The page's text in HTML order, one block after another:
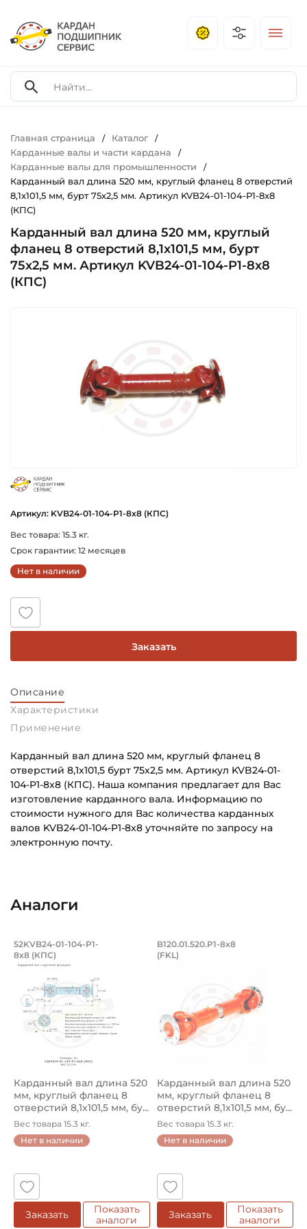
Главная страница / Каталог /
Карданные валы и части кардана /
Карданные валы для промышленности /
Карданный вал длина 520 мм, круглый фланец 8 отверстий
8,1x101,5 мм, бурт 75х2,5 мм. Артикул KVB24-01-104-P1-8x8
(КПС)
Карданный вал длина 520 мм, круглый
фланец 8 отверстий 8,1x101,5 мм, бурт
75х2,5 мм. Артикул KVB24-01-104-P1-8x8
(КПС)
Артикул: KVB24-01-104-P1-8x8 (КПС)
Вес товара: 15.3 кг.
Срок гарантии: 12 месяцев
Нет в наличии
Заказать
Описание
Характеристики
Применение
Карданный вал длина 520 мм, круглый фланец 8
отверстий 8,1x101,5 бурт 75х2,5 мм. Артикул KVB24-01-
104-P1-8x8 (КПС). Наша компания предлагает для Вас
изготовление карданного вала. Информацию по
стоимости нужного для Вас количества карданных
валов KVB24-01-104-P1-8x8 уточняйте по запросу на
электронную почту.
Диаметр по центру крепежных отверстий соединения
101,5 мм
Тип соединения 1:
Фланец круглый на 8 отверстий
Способ фиксации Соединения 2:
Болты
Диаметр по центру крепежных отверстий соединения
101,5 мм
Тип соединения 2:
Фланец круглый на 8 отверстий
400 мм
Длина в сжатом состоянии по концам вилок:
520 мм
Категория:
Аналоги
Карданный вал длина 520 мм,
Карданный вал длина 520 мм, круглый фланец 8
52KVB24-01-104-P1-
8x8 (КПС)
Карданный вал длина 520
мм, круглый фланец 8
отверстий 8,1x101,5 мм, бу...
Вес товара 15.3 кг.
Нет в наличии
Заказать
Показать
аналоги
Карданный вал
Карданный вал
B120.01.520.P1-8x8
(FKL)
Карданный вал длина 520
мм, круглый фланец 8
отверстий 8,1x101,5 мм, бу...
Вес товара 15.3 кг.
Нет в наличии
Заказать
Показать
аналоги